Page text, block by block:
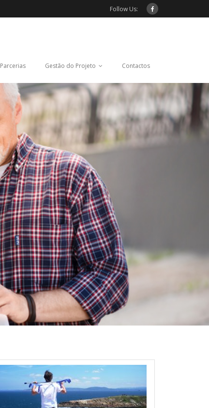
Follow Us:
Parcerias Gestão do Projeto Contactos